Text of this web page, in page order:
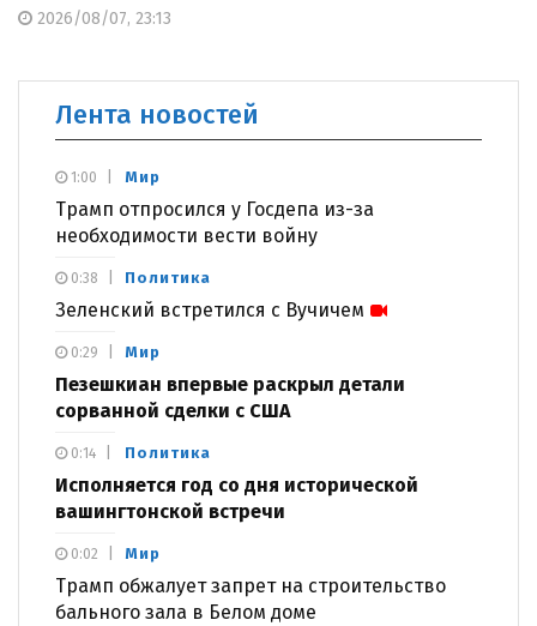
2026/08/07, 23:13
Лента новостей
Мир
Трамп отпросился у Госдепа из-за
необходимости вести войну
1:00
Политика
Зеленский встретился с Вучичем
0:38
Мир
Пезешкиан впервые раскрыл детали
сорванной сделки с США
0:29
Политика
Исполняется год со дня исторической
вашингтонской встречи
0:14
Мир
Трамп обжалует запрет на строительство
бального зала в Белом доме
0:02